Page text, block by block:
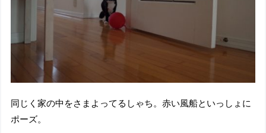
同じく家の中をさまよってるしゃち。赤い風船といっしょに
ポーズ。